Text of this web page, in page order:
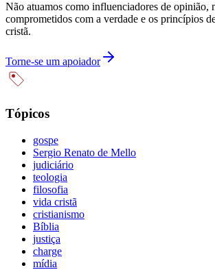
Não atuamos como influenciadores de opinião,
comprometidos com a verdade e os princípios
cristã.
Torne-se um apoiador
Tópicos
gospe
Sergio Renato de Mello
judiciário
teologia
filosofia
vida cristã
cristianismo
Bíblia
justiça
charge
mídia